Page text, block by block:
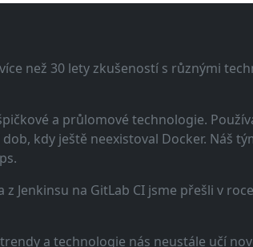
než 30 lety zkušeností s různými
a průlomové technologie.
kdy ještě neexistoval Docker. Náš
Jenkinsu na GitLab CI jsme přešli v
a technologie nás neustále učí